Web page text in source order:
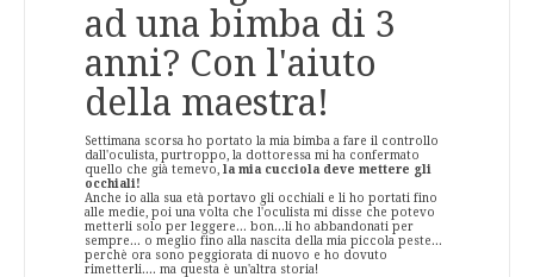
ad una bimba di 3
anni? Con l'aiuto
della maestra!
Settimana scorsa ho portato la mia bimba a fare il controllo
dall'oculista, purtroppo, la dottoressa mi ha confermato
quello che già temevo, la mia cucciola deve mettere gli
occhiali!
Anche io alla sua età portavo gli occhiali e li ho portati fino
alle medie, poi una volta che l'oculista mi disse che potevo
metterli solo per leggere... bon...li ho abbandonati per
sempre... o meglio fino alla nascita della mia piccola peste...
perchè ora sono peggiorata di nuovo e ho dovuto
rimetterli.... ma questa è un'altra storia!